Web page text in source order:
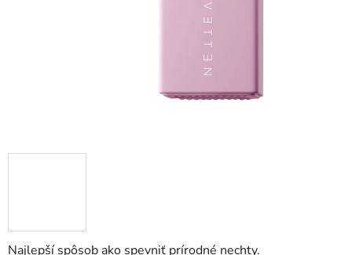
Najlepší spôsob ako spevniť prírodné nechty.